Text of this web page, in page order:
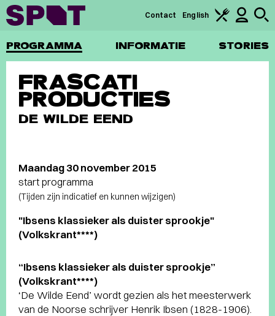
PROGRAMMA INFORMATIE STORIES
Contact English
FRASCATI
PRODUCTIES
DE WILDE EEND
Maandag 30 november 2015
start programma
(Tijden zijn indicatief en kunnen wijzigen)
"Ibsens klassieker als duister sprookje"
(Volkskrant****)
“Ibsens klassieker als duister sprookje”
(Volkskrant****)
‘De Wilde Eend’ wordt gezien als het meesterwerk
van de Noorse schrijver Henrik Ibsen (1828-1906).